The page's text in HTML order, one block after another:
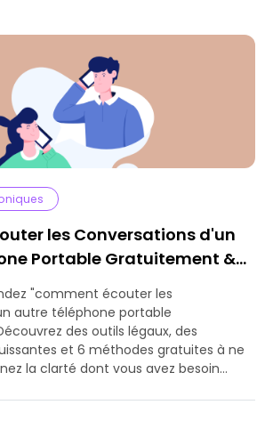
les Conversations d'un
Portable Gratuitement &
"comment écouter les
autre téléphone portable
des outils légaux, des
et 6 méthodes gratuites à ne
la clarté dont vous avez besoin